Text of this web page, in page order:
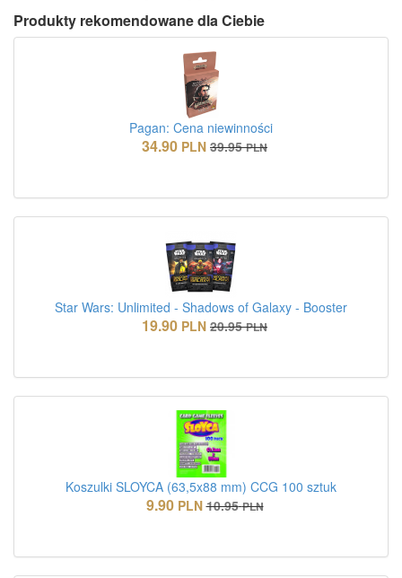
Produkty rekomendowane dla Ciebie
Pagan: Cena niewinności
34.90 PLN 39.95 PLN
Star Wars: Unlimited - Shadows of Galaxy - Booster
19.90 PLN 20.95 PLN
Koszulki SLOYCA (63,5x88 mm) CCG 100 sztuk
9.90 PLN 10.95 PLN